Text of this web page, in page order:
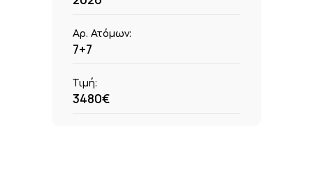
Αρ. Ατόμων:
7+7
Τιμή:
3480€